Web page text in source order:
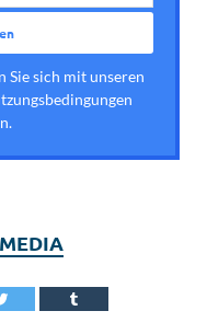
Sie sich mit unseren